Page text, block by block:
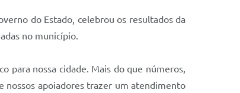
do Estado, celebrou os resultados da
no município.
para nossa cidade. Mais do que números,
nossos apoiadores trazer um atendimento